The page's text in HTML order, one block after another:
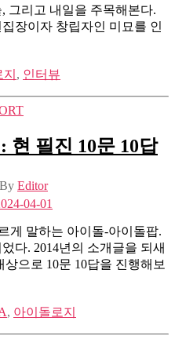
그리고 내일을 주목해본다.
장이자 창립자인 미묘를 인
, 인터뷰
현 필진 10문 10답
By Editor
04-01
게 말하는 아이돌-아이돌팝.
다. 2014년의 소개글을 되새
으로 10문 10답을 진행해보
, 아이돌로지